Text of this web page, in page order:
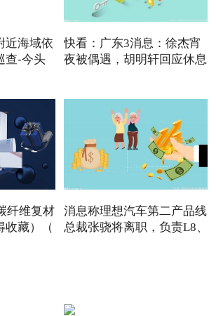
近海域依
查-今头
快看：广东3消息：徐杰宵
夜被偶遇，胡明轩回应休息
纤维复材
收藏）（
消息称理想汽车第二产品线
总裁张骁将离职，负责L8、